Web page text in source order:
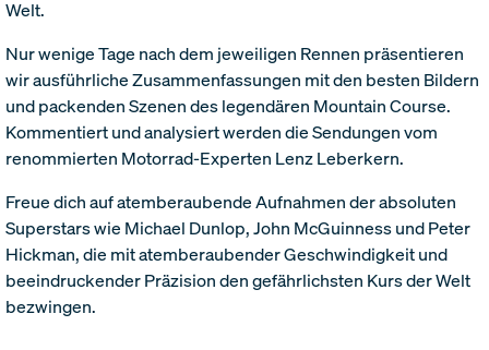
Welt.
Nur wenige Tage nach dem jeweiligen Rennen präsentieren
wir ausführliche Zusammenfassungen mit den besten Bildern
und packenden Szenen des legendären Mountain Course.
Kommentiert und analysiert werden die Sendungen vom
renommierten Motorrad-Experten Lenz Leberkern.
Freue dich auf atemberaubende Aufnahmen der absoluten
Superstars wie Michael Dunlop, John McGuinness und Peter
Hickman, die mit atemberaubender Geschwindigkeit und
beeindruckender Präzision den gefährlichsten Kurs der Welt
bezwingen.